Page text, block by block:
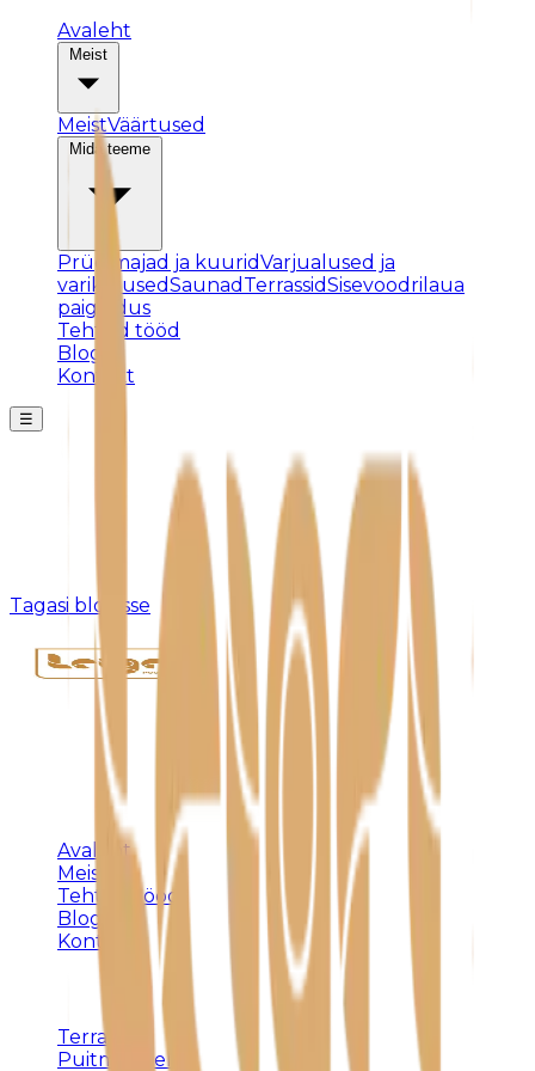
Avaleht
MeistVäärtused
Prügimajad ja kuuridVarjualused ja
varikatusedSaunad TerrassidSisevoodrilaua
paigaldus
Tehtud tööd
Blogi
Kontakt
☰
Posti ei leitud
Kahjuks pole sellist postitust olemas või see on
Tagasi blogisse
Täispuidust eritellimusmööbel, terrassid ja
varjualused – meistritöö Harjumaal alates 1992.
KLIENDILE
Avaleht
Meist
Tehtud tööd
Blogi
Kontakt
TEENUSED
Terrassid
Puitmööbel